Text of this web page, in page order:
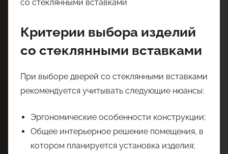
Критерии выбора изделий
со стеклянными вставками
При выборе дверей со стеклянными вставками
рекомендуется учитывать следующие нюансы:
Эргономические особенности конструкции;
Общее интерьерное решение помещения, в
котором планируется установка изделия;